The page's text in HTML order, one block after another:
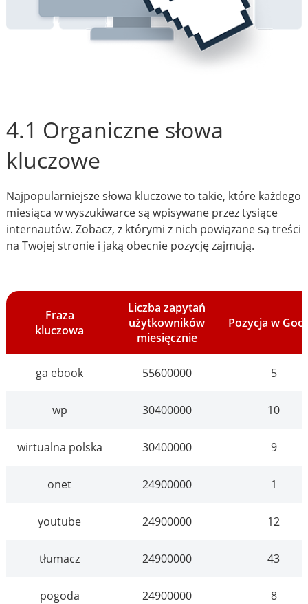
4.1 Organiczne słowa
kluczowe
Najpopularniejsze słowa kluczowe to takie, które każdego
miesiąca w wyszukiwarce są wpisywane przez tysiące
internautów. Zobacz, z którymi z nich powiązane są treści
na Twojej stronie i jaką obecnie pozycję zajmują.
Fraza
kluczowa
Liczba zapytań
użytkowników
miesięcznie
Pozycja w
ga ebook 55600000 5
wp 30400000 10
wirtualna polska 30400000 9
onet 24900000 1
youtube 24900000 12
tłumacz 24900000 43
pogoda 24900000 8